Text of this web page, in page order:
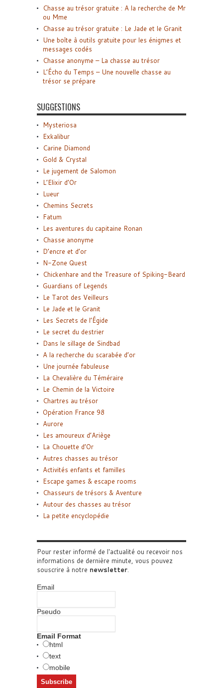
Chasse au trésor gratuite : A la recherche de Mr
ou Mme
Chasse au trésor gratuite : Le Jade et le Granit
Une boîte à outils gratuite pour les énigmes et
messages codés
Chasse anonyme – La chasse au trésor
L’Écho du Temps – Une nouvelle chasse au
trésor se prépare
SUGGESTIONS
Mysteriosa
Exkalibur
Carine Diamond
Gold & Crystal
Le jugement de Salomon
L’Elixir d’Or
Lueur
Chemins Secrets
Fatum
Les aventures du capitaine Ronan
Chasse anonyme
D’encre et d’or
N-Zone Quest
Chickenhare and the Treasure of Spiking-Beard
Guardians of Legends
Le Tarot des Veilleurs
Le Jade et le Granit
Les Secrets de l’Égide
Le secret du destrier
Dans le sillage de Sindbad
A la recherche du scarabée d’or
Une journée fabuleuse
La Chevalière du Téméraire
Le Chemin de la Victoire
Chartres au trésor
Opération France 98
Aurore
Les amoureux d’Ariège
La Chouette d’Or
Autres chasses au trésor
Activités enfants et familles
Escape games & escape rooms
Chasseurs de trésors & Aventure
Autour des chasses au trésor
La petite encyclopédie
Pour rester informé de l'actualité ou recevoir nos
informations de dernière minute, vous pouvez
souscrire à notre newsletter.
Email
Pseudo
Email Format
html
text
mobile